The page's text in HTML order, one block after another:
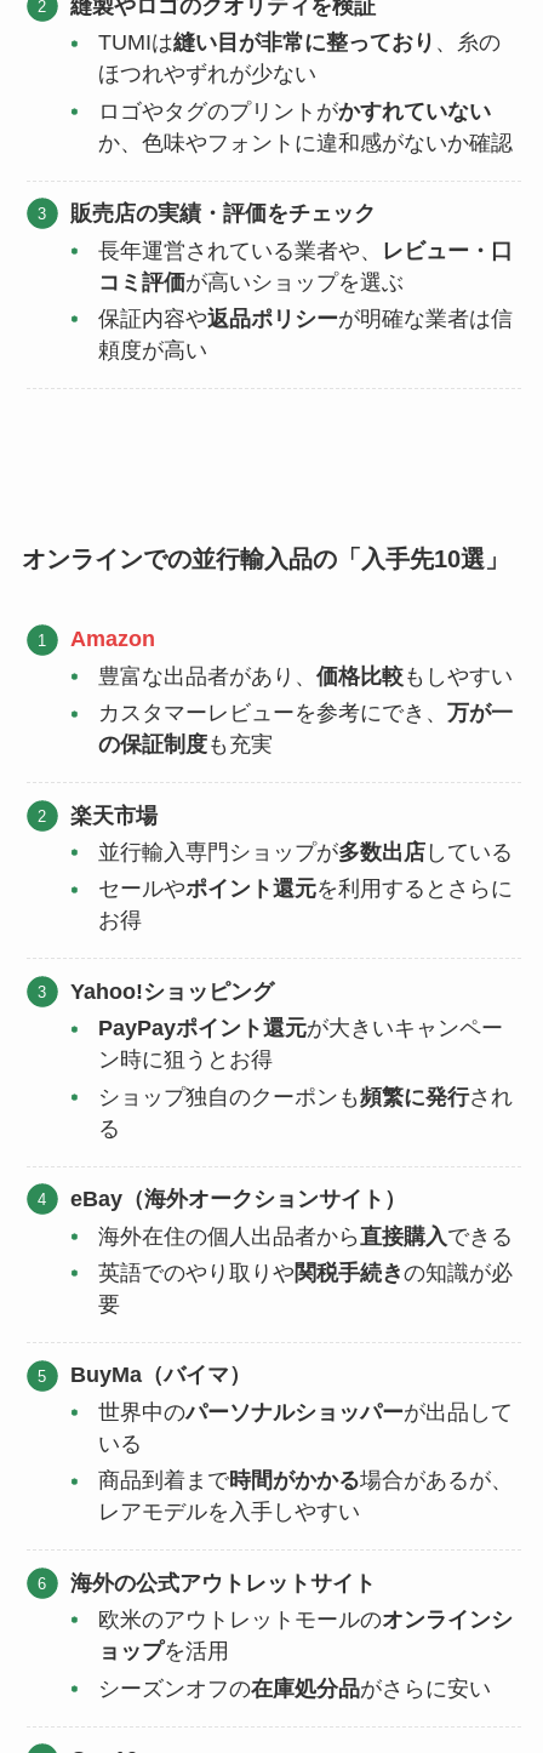
縫製やロゴのクオリティを検証
TUMIは縫い目が非常に整っており 、糸の
ほつれやずれが少ない
ロゴやタグのプリントがかすれていない
か、色味やフォントに違和感がないか確認
販売店の実績・評価をチェック
長年運営されている業者や、
レビュー・口
コミ評価が高いショップを選ぶ
保証内容や返品ポリシーが明確な業者は信
頼度が高い
オンラインでの並行輸入品の「入手先10選」
Amazon
豊富な出品者があり、 価格比較もしやすい
カスタマーレビューを参考にでき、 万が一
の保証制度も充実
楽天市場
並行輸入専門ショップが多数出店している
セールやポイント還元を利用するとさらに
お得
Yahoo!ショッピング
PayPayポイント還元が大きいキャンペー
ン時に狙うとお得
ショップ独自のクーポンも頻繁に発行され
る
eBay（海外オークションサイト）
海外在住の個人出品者から直接購入できる
英語でのやり取りや関税手続きの知識が必
要
BuyMa（バイマ）
世界中のパーソナルショッパーが出品して
いる
商品到着まで時間がかかる場合があるが、
レアモデルを入手しやすい
海外の公式アウトレットサイト
欧米のアウトレットモールのオンラインシ
ョップを活用
シーズンオフの在庫処分品がさらに安い